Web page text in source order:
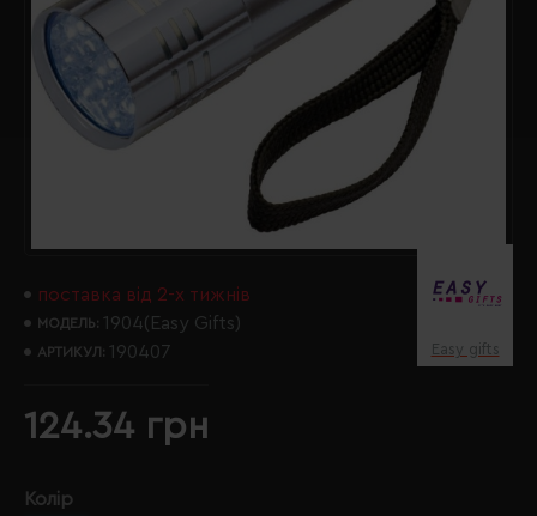
поставка від 2-х тижнів
МОДЕЛЬ: 1904(Easy Gifts)
АРТИКУЛ: 190407 Easy gifts
124.34 грн
Колір